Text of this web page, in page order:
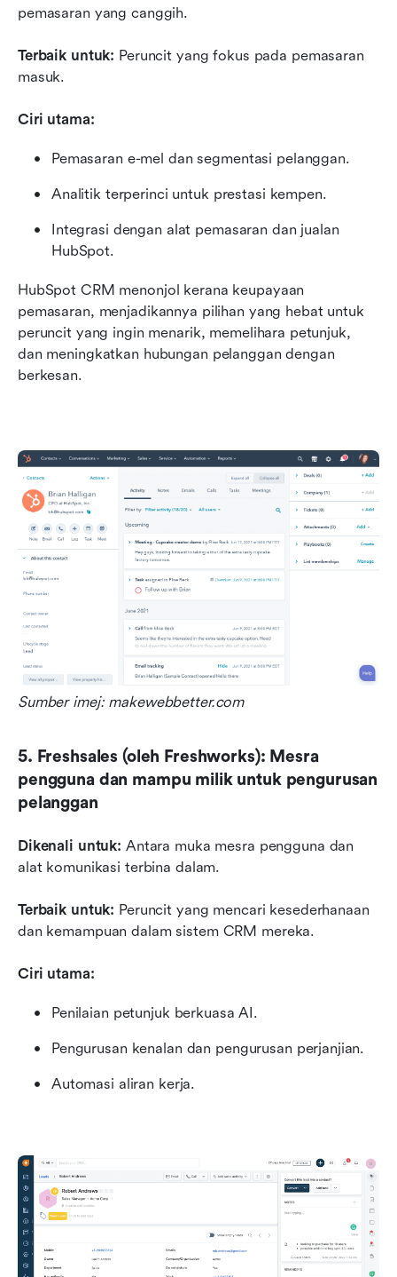
pemasaran yang canggih.
Terbaik untuk: Peruncit yang fokus pada pemasaran
masuk.
Ciri utama:
Pemasaran e-mel dan segmentasi pelanggan.
Analitik terperinci untuk prestasi kempen.
Integrasi dengan alat pemasaran dan jualan
HubSpot.
HubSpot CRM menonjol kerana keupayaan
pemasaran, menjadikannya pilihan yang hebat untuk
peruncit yang ingin menarik, memelihara petunjuk,
dan meningkatkan hubungan pelanggan dengan
berkesan.
Sumber imej: makewebbetter.com
5. Freshsales (oleh Freshworks): Mesra
pengguna dan mampu milik untuk pengurusan
pelanggan
Dikenali untuk: Antara muka mesra pengguna dan
alat komunikasi terbina dalam.
Terbaik untuk: Peruncit yang mencari kesederhanaan
dan kemampuan dalam sistem CRM mereka.
Ciri utama:
Penilaian petunjuk berkuasa AI.
Pengurusan kenalan dan pengurusan perjanjian.
Automasi aliran kerja.